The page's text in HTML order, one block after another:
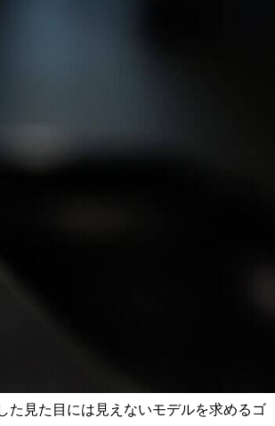
た見た目には見えないモデルを求めるゴ